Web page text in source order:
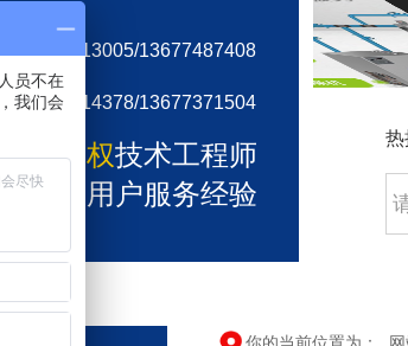
销售热线
0731-89913005/13677487408
服务热线
0731-84914378/13677371504
家授权技术工程师
企业用户服务经验
员不在
我们会